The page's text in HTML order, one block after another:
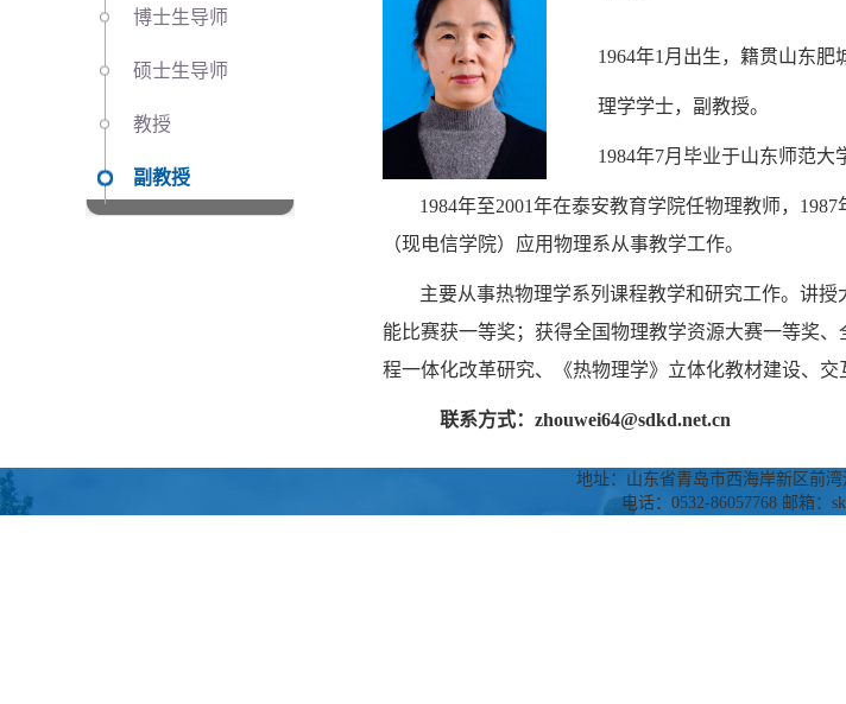
博士生导师
硕士生导师
教授
副教授
1964年1月出生，籍贯山东肥
理学学士，副教授。
1984年7月毕业于山东师范大
1984年至2001年在泰安教育学院任物理教师，
（现电信学院）应用物理系从事教学工作。
主要从事热物理学系列课程教学和研究工作。讲
能比赛获一等奖；获得全国物理教学资源大赛一等奖
程一体化改革研究、《热物理学》立体化教材建设、
联系方式：zhouwei64@sdkd.net.cn
地址：山东省青岛市西海岸新区前湾
电话：0532-86057768 邮箱：